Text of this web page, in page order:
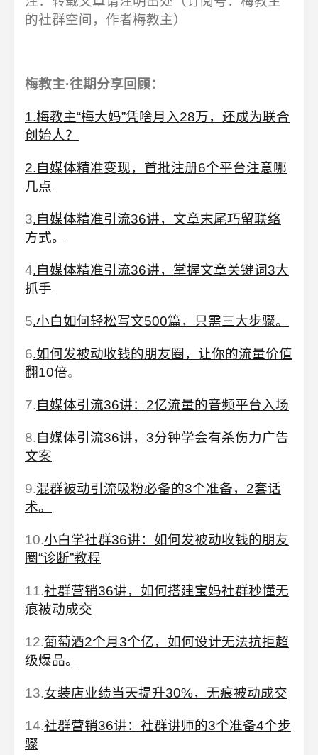
的社群空间，作者梅教主）
梅教主·往期分享回顾：
1.梅教主“梅大妈”凭啥月入28万，还成为联合
创始人？
2.自媒体精准变现，首批注册6个平台注意哪
几点
3.自媒体精准引流36讲，文章末尾巧留联络
方式。
4.自媒体精准引流36讲，掌握文章关键词3大
抓手
5.小白如何轻松写文500篇，只需三大步骤。
6.如何发被动收钱的朋友圈，让你的流量价值
翻10倍。
7.自媒体引流36讲：2亿流量的音频平台入场
8.自媒体引流36讲，3分钟学会有杀伤力广告
文案
9.混群被动引流吸粉必备的3个准备，2套话
术。
10.小白学社群36讲：如何发被动收钱的朋友
圈“诊断”教程
11.社群营销36讲，如何搭建宝妈社群秒懂无
痕被动成交
12.葡萄酒2个月3个亿，如何设计无法抗拒超
级爆品。
13.女装店业绩当天提升30%，无痕被动成交
14.社群营销36讲：社群讲师的3个准备4个步
骤